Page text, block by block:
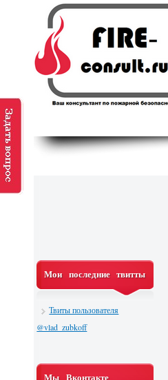
Мои последние твитты
Твиты пользователя
@vlad_zubkoff
Мы Вконтакте